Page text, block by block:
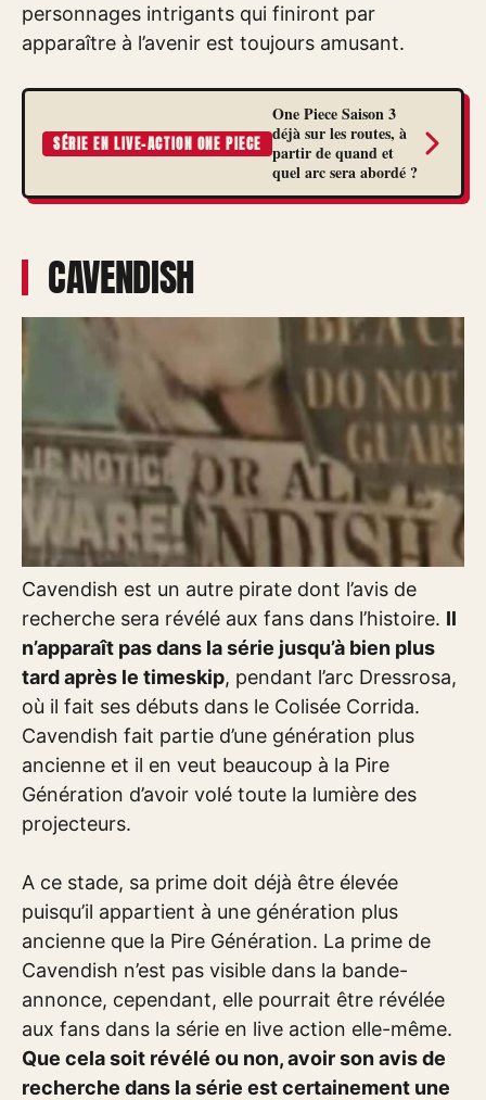
personnages intrigants qui finiront par
apparaître à l’avenir est toujours amusant.
SÉRIE EN LIVE-ACTION ONE PIECE
One Piece Saison 3
déjà sur les routes, à
partir de quand et
quel arc sera abordé ?
CAVENDISH
Cavendish est un autre pirate dont l’avis de
recherche sera révélé aux fans dans l’histoire. Il
n’apparaît pas dans la série jusqu’à bien plus
tard après le timeskip, pendant l’arc Dressrosa,
où il fait ses débuts dans le Colisée Corrida.
Cavendish fait partie d’une génération plus
ancienne et il en veut beaucoup à la Pire
Génération d’avoir volé toute la lumière des
projecteurs.
A ce stade, sa prime doit déjà être élevée
puisqu’il appartient à une génération plus
ancienne que la Pire Génération. La prime de
Cavendish n’est pas visible dans la bande-
annonce, cependant, elle pourrait être révélée
aux fans dans la série en live action elle-même.
Que cela soit révélé ou non, avoir son avis de
recherche dans la série est certainement une